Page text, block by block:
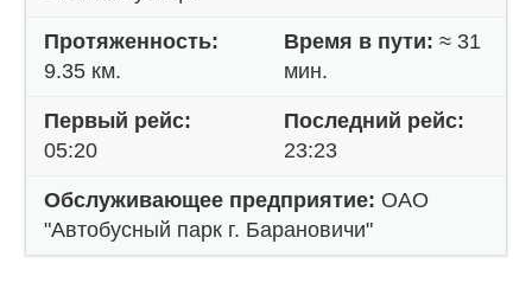
Протяженность:
9.35 км.
Время в пути: ≈ 31
мин.
Первый рейс:
05:20
Последний рейс:
23:23
Обслуживающее предприятие: ОАО
"Автобусный парк г. Барановичи"